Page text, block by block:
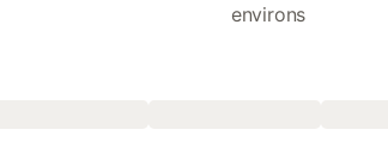
environs